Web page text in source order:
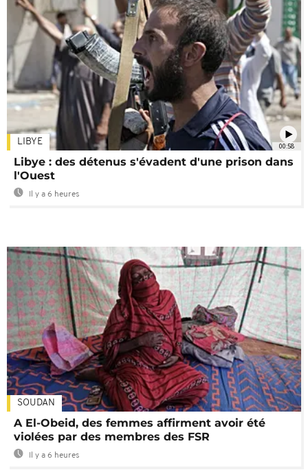
00:58
LIBYE
Libye : des détenus s'évadent d'une prison dans
l'Ouest
Il y a 6 heures
SOUDAN
A El-Obeid, des femmes affirment avoir été
violées par des membres des FSR
Il y a 6 heures